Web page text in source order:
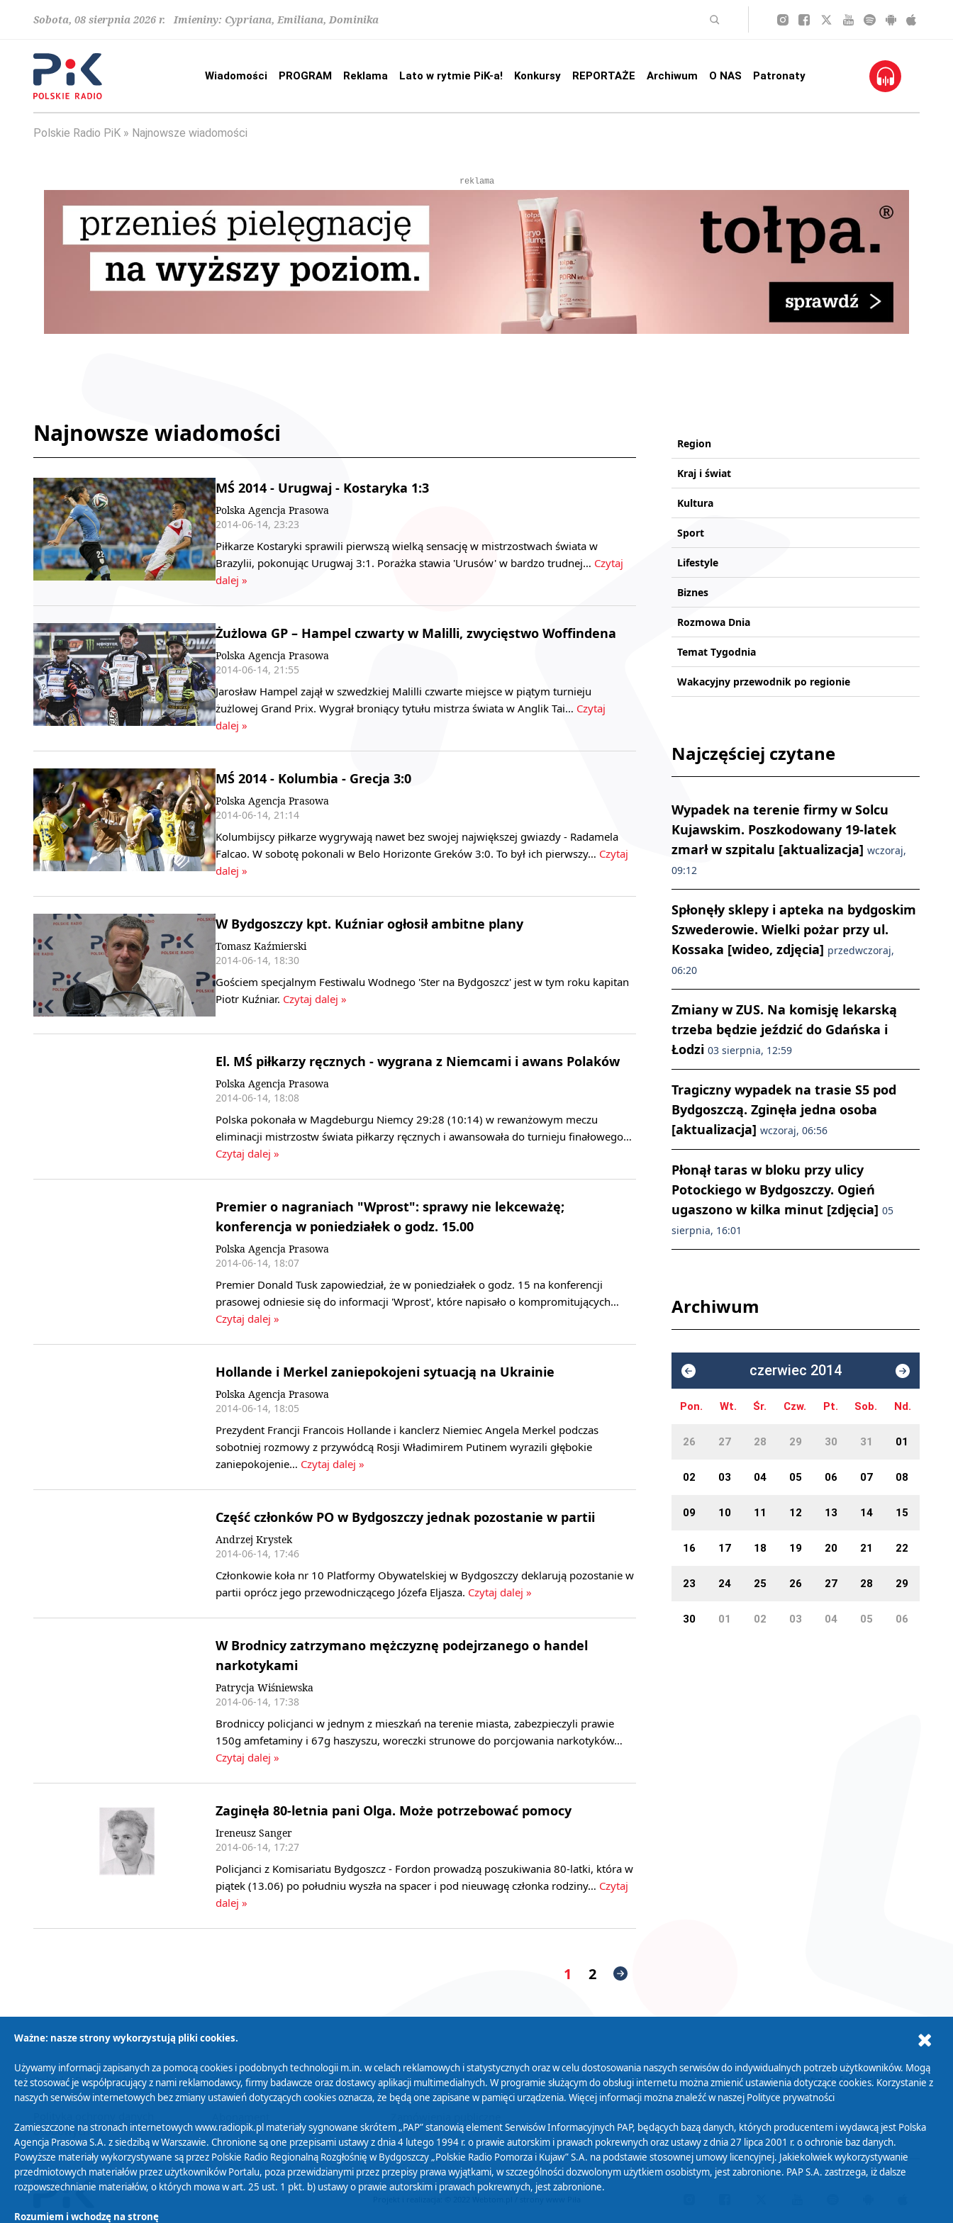
Sobota, 08 sierpnia 2026 r. Imieniny: Cypriana, Emiliana, Dominika
Wiadomości PROGRAM Reklama Lato w rytmie PiK-a! Konkursy REPORTAŻE Archiwum O NAS Patronaty
Polskie Radio PiK Najnowsze wiadomości
reklama
Najnowsze wiadomości
MŚ 2014 - Urugwaj - Kostaryka 1:3
Polska Agencja Prasowa
2014-06-14, 23:23
Piłkarze Kostaryki sprawili pierwszą wielką sensację w mistrzostwach świata w
Brazylii, pokonując Urugwaj 3:1. Porażka stawia 'Urusów' w bardzo trudnej… Czytaj
dalej »
Żużlowa GP – Hampel czwarty w Malilli, zwycięstwo Woffindena
Polska Agencja Prasowa
2014-06-14, 21:55
Jarosław Hampel zajął w szwedzkiej Malilli czwarte miejsce w piątym turnieju
żużlowej Grand Prix. Wygrał broniący tytułu mistrza świata w Anglik Tai… Czytaj
dalej »
MŚ 2014 - Kolumbia - Grecja 3:0
Polska Agencja Prasowa
2014-06-14, 21:14
Kolumbijscy piłkarze wygrywają nawet bez swojej największej gwiazdy - Radamela
Falcao. W sobotę pokonali w Belo Horizonte Greków 3:0. To był ich pierwszy… Czytaj
dalej »
W Bydgoszczy kpt. Kuźniar ogłosił ambitne plany
Tomasz Kaźmierski
2014-06-14, 18:30
Gościem specjalnym Festiwalu Wodnego 'Ster na Bydgoszcz' jest w tym roku kapitan
Piotr Kuźniar. Czytaj dalej »
El. MŚ piłkarzy ręcznych - wygrana z Niemcami i awans Polaków
Polska Agencja Prasowa
2014-06-14, 18:08
Polska pokonała w Magdeburgu Niemcy 29:28 (10:14) w rewanżowym meczu
eliminacji mistrzostw świata piłkarzy ręcznych i awansowała do turnieju finałowego…
Czytaj dalej »
Premier o nagraniach "Wprost": sprawy nie lekceważę;
konferencja w poniedziałek o godz. 15.00
Polska Agencja Prasowa
2014-06-14, 18:07
Premier Donald Tusk zapowiedział, że w poniedziałek o godz. 15 na konferencji
prasowej odniesie się do informacji 'Wprost', które napisało o kompromitujących…
Czytaj dalej »
Hollande i Merkel zaniepokojeni sytuacją na Ukrainie
Polska Agencja Prasowa
2014-06-14, 18:05
Prezydent Francji Francois Hollande i kanclerz Niemiec Angela Merkel podczas
sobotniej rozmowy z przywódcą Rosji Władimirem Putinem wyrazili głębokie
zaniepokojenie… Czytaj dalej »
Część członków PO w Bydgoszczy jednak pozostanie w partii
Andrzej Krystek
2014-06-14, 17:46
Członkowie koła nr 10 Platformy Obywatelskiej w Bydgoszczy deklarują pozostanie w
partii oprócz jego przewodniczącego Józefa Eljasza. Czytaj dalej »
W Brodnicy zatrzymano mężczyznę podejrzanego o handel
narkotykami
Patrycja Wiśniewska
2014-06-14, 17:38
Brodniccy policjanci w jednym z mieszkań na terenie miasta, zabezpieczyli prawie
150g amfetaminy i 67g haszyszu, woreczki strunowe do porcjowania narkotyków…
Czytaj dalej »
Zaginęła 80-letnia pani Olga. Może potrzebować pomocy
Ireneusz Sanger
2014-06-14, 17:27
Policjanci z Komisariatu Bydgoszcz - Fordon prowadzą poszukiwania 80-latki, która w
piątek (13.06) po południu wyszła na spacer i pod nieuwagę członka rodziny… Czytaj
dalej »
1 2
Region
Kraj i świat
Kultura
Sport
Lifestyle
Biznes
Rozmowa Dnia
Temat Tygodnia
Wakacyjny przewodnik po regionie
Najczęściej czytane
Wypadek na terenie firmy w Solcu
Kujawskim. Poszkodowany 19-latek
zmarł w szpitalu [aktualizacja] wczoraj,
09:12
Spłonęły sklepy i apteka na bydgoskim
Szwederowie. Wielki pożar przy ul.
Kossaka [wideo, zdjęcia] przedwczoraj,
06:20
Zmiany w ZUS. Na komisję lekarską
trzeba będzie jeździć do Gdańska i
Łodzi 03 sierpnia, 12:59
Tragiczny wypadek na trasie S5 pod
Bydgoszczą. Zginęła jedna osoba
[aktualizacja] wczoraj, 06:56
Płonął taras w bloku przy ulicy
Potockiego w Bydgoszczy. Ogień
ugaszono w kilka minut [zdjęcia] 05
sierpnia, 16:01
Archiwum
czerwiec 2014
Pon. Wt. Śr. Czw. Pt. Sob. Nd.
26 27 28 29 30 31 01
02 03 04 05 06 07 08
09 10 11 12 13 14 15
16 17 18 19 20 21 22
23 24 25 26 27 28 29
30 01 02 03 04 05 06
Polityka Prywatności Zasady korzystania z Serwisu
Organizacje Pożytku
Publicznego
Cyfryzacja DAB+
osobowych
Biuletyn Informacji
Publicznej
Ważne: nasze strony wykorzystują pliki cookies.
Używamy informacji zapisanych za pomocą cookies i podobnych technologii m.in. w celach reklamowych i statystycznych oraz w celu dostosowania naszych serwisów do indywidualnych potrzeb użytkowników. Mogą
też stosować je współpracujący z nami reklamodawcy, firmy badawcze oraz dostawcy aplikacji multimedialnych. W programie służącym do obsługi internetu można zmienić ustawienia dotyczące cookies. Korzystanie z
naszych serwisów internetowych bez zmiany ustawień dotyczących cookies oznacza, że będą one zapisane w pamięci urządzenia. Więcej informacji można znaleźć w naszej Polityce prywatności
Zamieszczone na stronach internetowych www.radiopik.pl materiały sygnowane skrótem „PAP” stanowią element Serwisów Informacyjnych PAP, będących bazą danych, których producentem i wydawcą jest Polska
Agencja Prasowa S.A. z siedzibą w Warszawie. Chronione są one przepisami ustawy z dnia 4 lutego 1994 r. o prawie autorskim i prawach pokrewnych oraz ustawy z dnia 27 lipca 2001 r. o ochronie baz danych.
Powyższe materiały wykorzystywane są przez Polskie Radio Regionalną Rozgłośnię w Bydgoszczy „Polskie Radio Pomorza i Kujaw” S.A. na podstawie stosownej umowy licencyjnej. Jakiekolwiek wykorzystywanie
przedmiotowych materiałów przez użytkowników Portalu, poza przewidzianymi przez przepisy prawa wyjątkami, w szczególności dozwolonym użytkiem osobistym, jest zabronione. PAP S.A. zastrzega, iż dalsze
rozpowszechnianie materiałów, o których mowa w art. 25 ust. 1 pkt. b) ustawy o prawie autorskim i prawach pokrewnych, jest zabronione.
Rozumiem i wchodzę na stronę